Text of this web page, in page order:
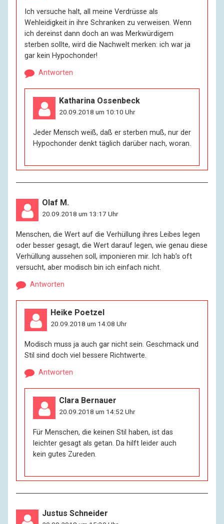
Ich versuche halt, all meine Verdrüsse als
Wehleidigkeit in ihre Schranken zu verweisen. Wenn
ich dereinst dann doch an was Merkwürdigem
sterben sollte, wird die Nachwelt merken: ich war ja
gar kein Hypochonder!
Antworten
Katharina Ossenbeck
20.09.2018 um 10:10 Uhr
Jeder Mensch weiß, daß er sterben muß, nur der
Hypochonder denkt täglich darüber nach, woran.
Olaf M.
20.09.2018 um 13:17 Uhr
Menschen, die Wert auf die Verhüllung ihres Leibes legen
oder besser gesagt, die Wert darauf legen, wie genau diese
Verhüllung aussehen soll, imponieren mir. Ich hab’s oft
versucht, aber modisch bin ich einfach nicht.
Antworten
Heike Poetzel
20.09.2018 um 14:08 Uhr
Modisch muss ja auch gar nicht sein. Geschmack und
Stil sind doch viel bessere Richtwerte.
Antworten
Clara Bernauer
20.09.2018 um 14:52 Uhr
Für Menschen, die keinen Stil haben, ist das
leichter gesagt als getan. Da hilft leider auch
kein gutes Zureden.
Justus Schneider